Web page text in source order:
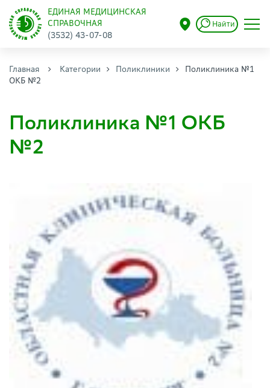
ЕДИНАЯ МЕДИЦИНСКАЯ
СПРАВОЧНАЯ
(3532) 43-07-08
Найти
Главная Категории Поликлиники
Поликлиника №1
ОКБ №2
Поликлиника №1 ОКБ
№2